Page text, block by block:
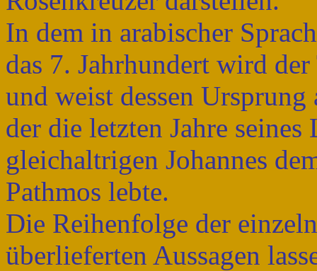
In dem in arabischer
das 7. Jahrhundert wird
und weist dessen
der die letzten Jahre
gleichaltrigen Johannes
Pathmos lebte.
Die Reihenfolge der
überlieferten Aussagen